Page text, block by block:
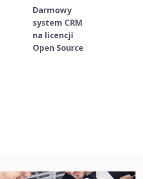
Darmowy
system CRM
na licencji
Open Source